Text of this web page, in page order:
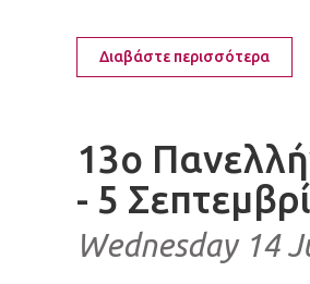
Διαβάστε περισσότερα
13ο
- 5
Wednesday 14